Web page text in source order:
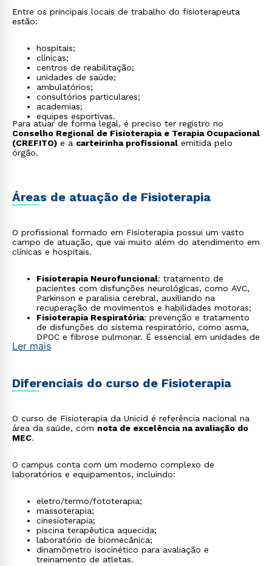
Entre os principais locais de trabalho do fisioterapeuta
estão:
hospitais;
clínicas;
centros de reabilitação;
unidades de saúde;
ambulatórios;
consultórios particulares;
academias;
equipes esportivas.
Para atuar de forma legal, é preciso ter registro no
Conselho Regional de Fisioterapia e Terapia Ocupacional
(CREFITO) e a carteirinha profissional emitida pelo
órgão.
Áreas de atuação de Fisioterapia
O profissional formado em Fisioterapia possui um vasto
campo de atuação, que vai muito além do atendimento em
clínicas e hospitais.
Fisioterapia Neurofuncional: tratamento de
pacientes com disfunções neurológicas, como AVC,
Parkinson e paralisia cerebral, auxiliando na
recuperação de movimentos e habilidades motoras;
Fisioterapia Respiratória: prevenção e tratamento
de disfunções do sistema respiratório, como asma,
DPOC e fibrose pulmonar. É essencial em unidades de
terapia intensiva (UTI);
recursos como eletroterapia e terapias manuais;
traumas em atletas e praticantes de atividades
físicas;
Fisioterapia Geriátrica : atendimento à população
autonomia;
Fisioterapia Pediátrica
: acompanhamento do
adquiridas;
Fisioterapia em Terapias Integrativas
técnicas complementares como pilates, RPG,
acupuntura e quiropraxia, ampliando o leque
terapêutico para prevenção e reabilitação;
Fisioterapia Forense: atuação em perícias judiciais,
avaliando danos físicos, incapacidades e sequelas
Ler mais
Diferenciais do curso de Fisioterapia
O curso de Fisioterapia da Unicid é referência nacional na
área da saúde, com nota de excelência na avaliação do
MEC.
O campus conta com um moderno complexo de
laboratórios e equipamentos, incluindo:
eletro/termo/fototerapia;
massoterapia;
cinesioterapia;
piscina terapêutica aquecida;
laboratório de biomecânica;
dinamômetro isocinético para avaliação e
treinamento de atletas.